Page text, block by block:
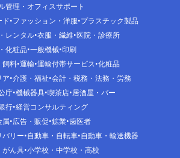
管理・オフィスサポート
ド ファッション・洋服 プラスチック製品
レンタル 衣服・繊維 医院・診療所
化粧品 一般機械 印刷
飼料 運輸 運輸付帯サービス 化粧品
ア 介護・福祉 会計・税務・法務・労務
庁 機械器具 喫茶店 居酒屋・バー
行 経営コンサルティング
属 広告・販促 鉱業 歯医者
バリー 自動車・自転車 自動車・輸送機器
がん具 小学校・中学校・高校